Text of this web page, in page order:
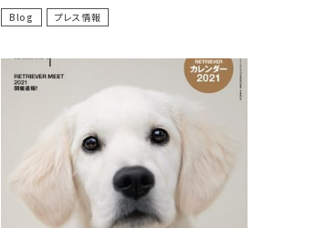
Blog
プレス情報